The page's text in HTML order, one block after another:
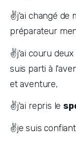
✌️j'ai changé de
préparateur
✌️j'ai couru deux
suis parti à
et aventure,
✌️j'ai repris le
✌️je suis